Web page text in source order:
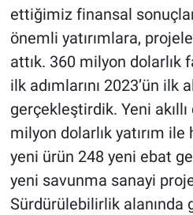
ettiğimiz finansal
önemli yatırımlara,
attık. 360 milyon dolarlık
ilk adımlarını 2023’ün ilk
gerçekleştirdik. Yeni
milyon dolarlık yatırım
yeni ürün 248 yeni ebat
yeni savunma sanayi
Sürdürülebilirlik